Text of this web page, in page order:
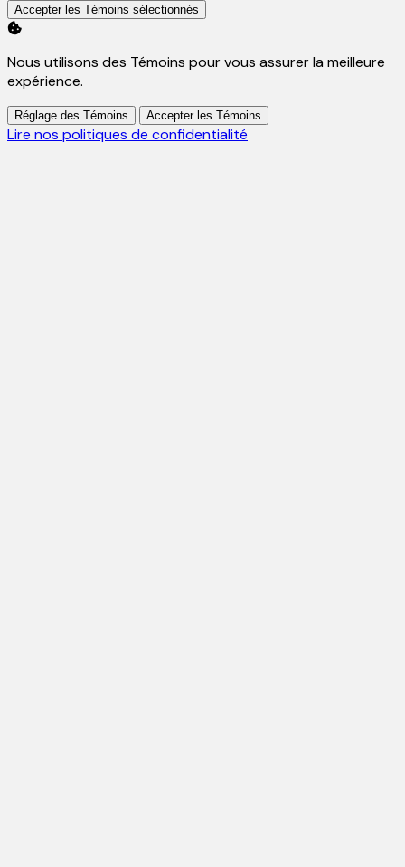
Accepter les Témoins sélectionnés
Nous utilisons des Témoins pour vous assurer la meilleure
expérience.
Réglage des Témoins Accepter les Témoins
Lire nos politiques de confidentialité